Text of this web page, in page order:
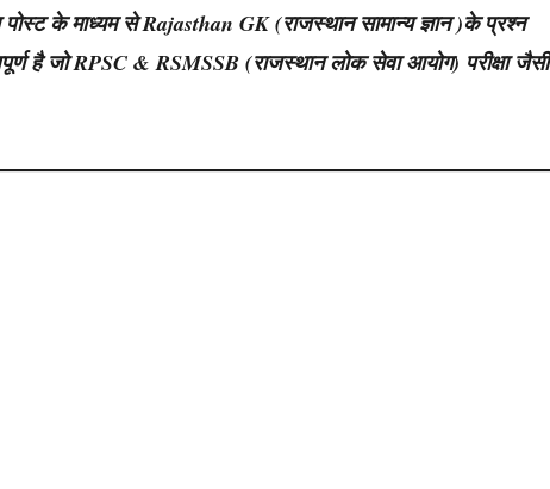
के माध्यम से Rajasthan GK (राजस्थान सामान्य ज्ञान )के प्रश्न
है जो RPSC & RSMSSB (राजस्थान लोक सेवा आयोग) परीक्षा जैसी